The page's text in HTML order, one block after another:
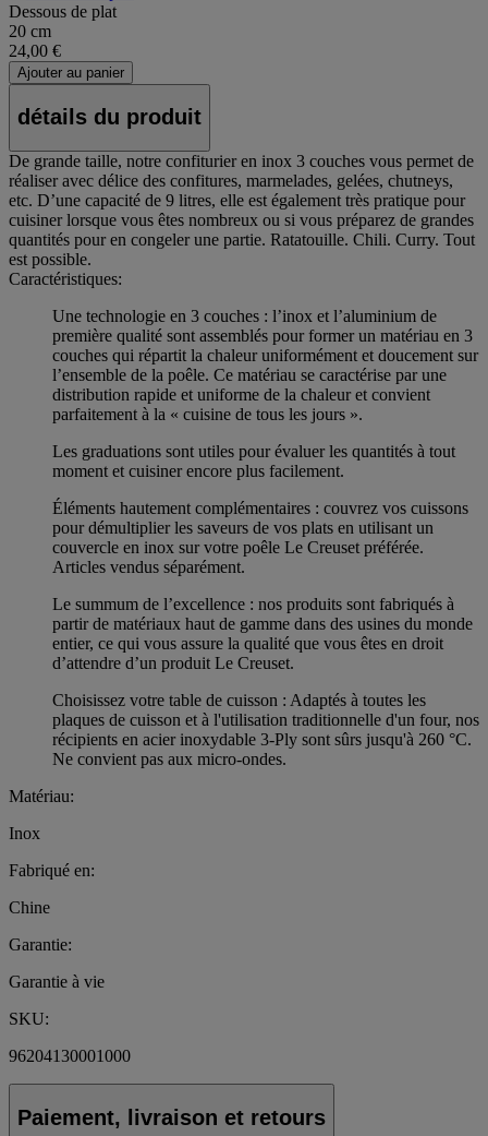
Dessous de plat
20 cm
24,00 €
Ajouter au panier
détails du produit
De grande taille, notre confiturier en inox 3 couches vous permet de
réaliser avec délice des confitures, marmelades, gelées, chutneys,
etc. D’une capacité de 9 litres, elle est également très pratique pour
cuisiner lorsque vous êtes nombreux ou si vous préparez de grandes
quantités pour en congeler une partie. Ratatouille. Chili. Curry. Tout
est possible.
Caractéristiques:
Une technologie en 3 couches : l’inox et l’aluminium de
première qualité sont assemblés pour former un matériau en 3
couches qui répartit la chaleur uniformément et doucement sur
l’ensemble de la poêle. Ce matériau se caractérise par une
distribution rapide et uniforme de la chaleur et convient
parfaitement à la « cuisine de tous les jours ».
Les graduations sont utiles pour évaluer les quantités à tout
moment et cuisiner encore plus facilement.
Éléments hautement complémentaires : couvrez vos cuissons
pour démultiplier les saveurs de vos plats en utilisant un
couvercle en inox sur votre poêle Le Creuset préférée.
Articles vendus séparément.
Le summum de l’excellence : nos produits sont fabriqués à
partir de matériaux haut de gamme dans des usines du monde
entier, ce qui vous assure la qualité que vous êtes en droit
d’attendre d’un produit Le Creuset.
Choisissez votre table de cuisson : Adaptés à toutes les
plaques de cuisson et à l'utilisation traditionnelle d'un four, nos
récipients en acier inoxydable 3-Ply sont sûrs jusqu'à 260 °C.
Ne convient pas aux micro-ondes.
Matériau:
Inox
Fabriqué en:
Chine
Garantie:
Garantie à vie
SKU:
96204130001000
Paiement, livraison et retours